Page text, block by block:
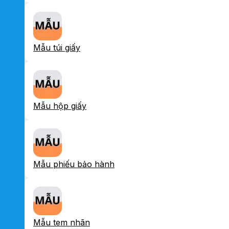
Mẫu túi giấy
Mẫu hộp giấy
Mẫu phiếu bảo hành
Mẫu tem nhãn